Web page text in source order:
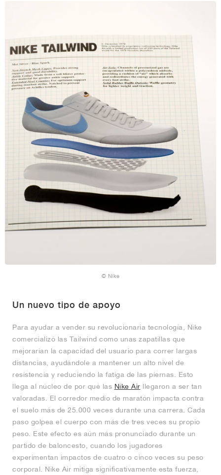
© Nike
Un nuevo tipo de apoyo
Para ayudar a vender su revolucionaria tecnología, Nike
comercializó las Tailwind como unas zapatillas que
mejorarían la capacidad del usuario para correr largas
distancias, ayudándole a mantener un alto nivel de
resistencia y reduciendo la fatiga de las piernas. Esto
llega al núcleo de por qué las Nike Air llegaron a ser tan
valoradas. El corredor medio de maratón impacta contra
el suelo más de 25.000 veces durante una carrera. Cada
paso golpea el cuerpo con más de tres veces su propio
peso. Este efecto es aún más pronunciado durante un
partido de baloncesto, cuando los jugadores
experimentan impactos de cuatro o cinco veces su peso
corporal. Nike Air mitiga significativamente esta fuerza,